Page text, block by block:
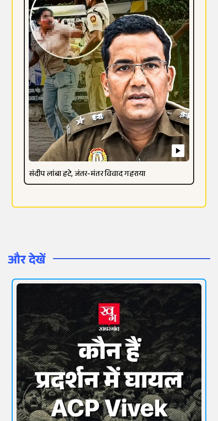
संदीप लांबा हटे, जंतर-मंतर विवाद गहराया
और देखें